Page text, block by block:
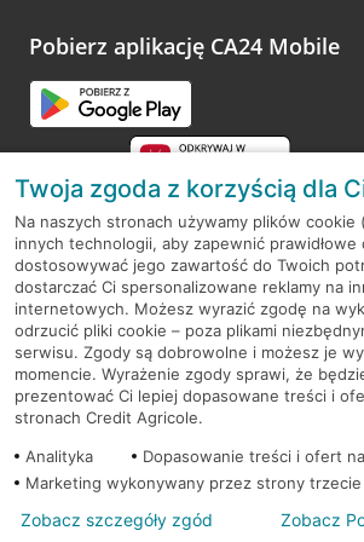
opinie.
Pobierz aplikację CA24 Mobile
RODO
Regulamin serwisu
Mapa serwisu
PolitykaCookies
© 2026 Credit Agricole Bank Polska S.A. Wszelkie
Twoja zgoda z korzyścią dla
Na naszych stronach używamy plików cookie
innych technologii, aby zapewnić prawidłowe
dostosowywać jego zawartość do Twoich
dostarczać Ci spersonalizowane reklamy na
internetowych. Możesz wyrazić zgodę na
odrzucić pliki cookie – poza plikami
serwisu. Zgody są dobrowolne i możesz je
momencie. Wyrażenie zgody sprawi, że
prezentować Ci lepiej dopasowane treści i
stronach Credit Agricole.
Analityka
Dopasowanie treści i ofert
Marketing wykonywany przez strony trzecie
Zobacz szczegóły zgód Zobacz